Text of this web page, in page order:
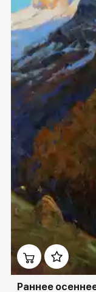
Домен:
Раннее